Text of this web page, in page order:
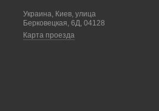
Украина, Киев, улица
Берковецкая, 6Д, 04128
Карта проезда